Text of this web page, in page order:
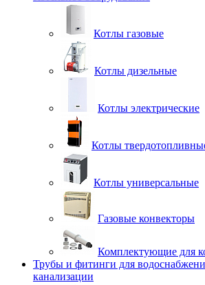
Котлы газовые
Котлы дизельные
Котлы электрические
Котлы
Котлы универсальные
Газовые конвекторы
Комплектующие для
Трубы и фитинги для
канализации